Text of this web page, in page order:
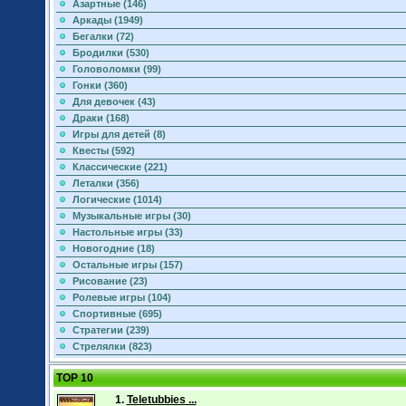
Азартные (146)
Аркады (1949)
Бегалки (72)
Бродилки (530)
Головоломки (99)
Гонки (360)
Для девочек (43)
Драки (168)
Игры для детей (8)
Квесты (592)
Классические (221)
Леталки (356)
Логические (1014)
Музыкальные игры (30)
Настольные игры (33)
Новогодние (18)
Остальные игры (157)
Рисование (23)
Ролевые игры (104)
Спортивные (695)
Стратегии (239)
Стрелялки (823)
TOP 10
1. Teletubbies ...